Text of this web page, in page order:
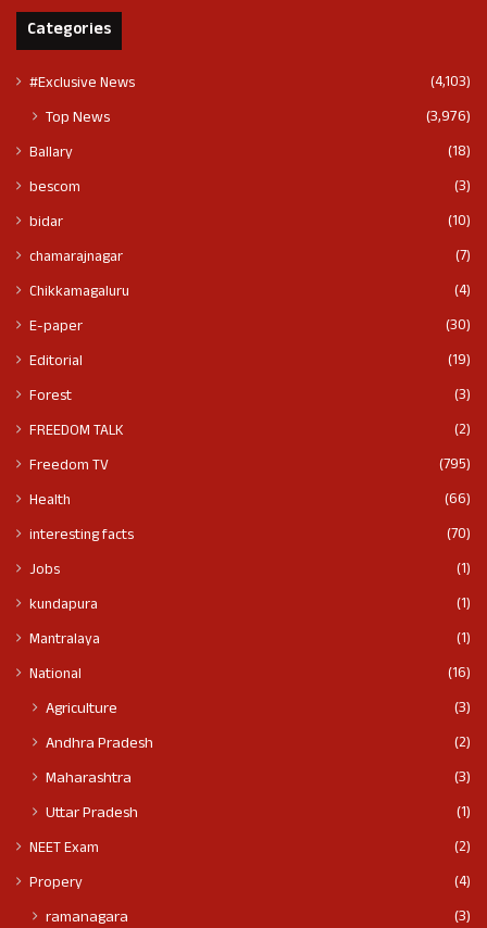
Categories
#Exclusive News (4,103)
Top News (3,976)
Ballary
(18)
bescom
(3)
bidar
(10)
chamarajnagar
(7)
Chikkamagaluru
(4)
E-paper
(30)
Editorial
(19)
Forest
(3)
FREEDOM TALK
(2)
Freedom TV
(795)
Health
(66)
interesting facts
(70)
Jobs
(1)
kundapura
(1)
Mantralaya
(1)
National
(16)
Agriculture
(3)
Andhra Pradesh
(2)
Maharashtra
(3)
Uttar Pradesh
(1)
NEET Exam
(2)
Propery
(4)
ramanagara (3)